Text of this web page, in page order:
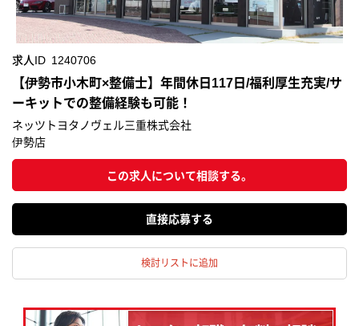
求人ID 1240706
【伊勢市小木町×整備士】年間休日117日/福利厚生充実/サ
ーキットでの整備経験も可能！
ネッツトヨタノヴェル三重株式会社
伊勢店
この求人について相談する。
応募する
検討リストに追加